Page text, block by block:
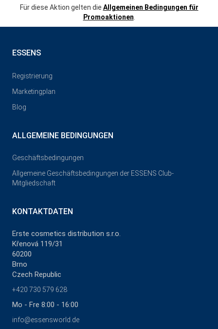
Für diese Aktion gelten die Allgemeinen Bedingungen für
Promoaktionen
ESSENS
Registrierung
Marketingplan
Blog
ALLGEMEINE BEDINGUNGEN
Geschäftsbedingungen
Allgemeine Geschäftsbedingungen der ESSENS Club-
Mitgliedschaft
KONTAKTDATEN
Erste cosmetics distribution s.r.o.
Křenová 119/31
60200
Brno
Czech Republic
+420 730 579 628
Mo - Fre 8:00 - 16:00
info@essensworld.de